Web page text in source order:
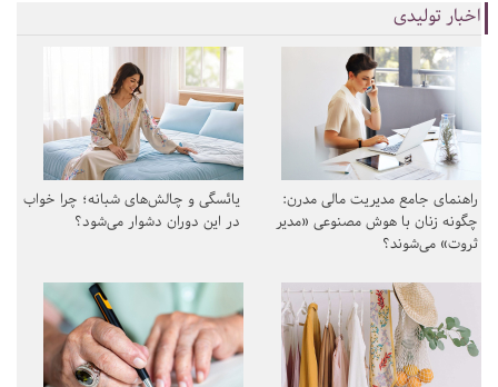
اخبار تولیدی
راهنمای جامع مدیریت مالی مدرن:
چگونه زنان با هوش مصنوعی «مدیر
ثروت» می‌شوند؟
یائسگی و چالش‌های شبانه؛ چرا خواب
در این دوران دشوار می‌شود؟